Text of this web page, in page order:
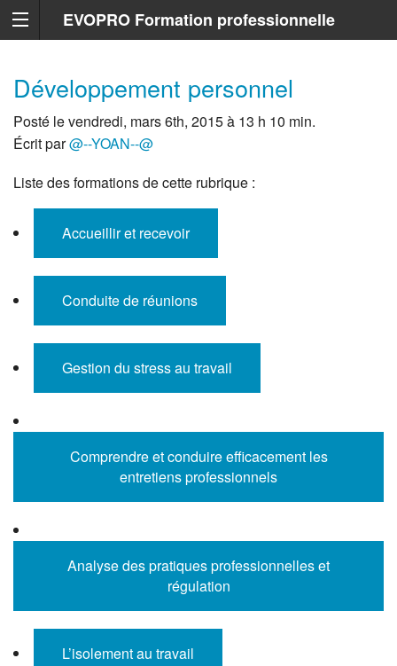
EVOPRO Formation professionnelle
Développement personnel
Posté le vendredi, mars 6th, 2015 à 13 h 10 min.
Écrit par@--YOAN--@
Liste des formations de cette rubrique :
Accueillir et recevoir
Conduite de réunions
Gestion du stress au travail
Comprendre et conduire efficacement les
entretiens professionnels
Analyse des pratiques professionnelles et
régulation
L’isolement au travail